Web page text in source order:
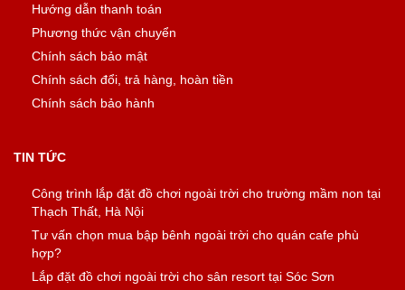
Hướng dẫn thanh toán
Phương thức vận chuyển
Chính sách bảo mật
Chính sách đổi, trả hàng, hoàn tiền
Chính sách bảo hành
TIN TỨC
Công trình lắp đặt đồ chơi ngoài trời cho trường mầm non tại
Thạch Thất, Hà Nội
Tư vấn chọn mua bập bênh ngoài trời cho quán cafe phù
hợp?
Lắp đặt đồ chơi ngoài trời cho sân resort tại Sóc Sơn